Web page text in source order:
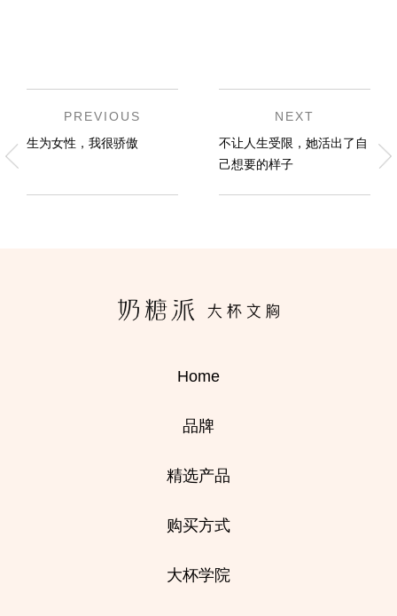
PREVIOUS
生为女性，我很骄傲
NEXT
不让人生受限，她活出了自
己想要的样子
Home
品牌
精选产品
购买方式
大杯学院